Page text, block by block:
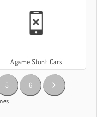
Agame Stunt Cars
5 6